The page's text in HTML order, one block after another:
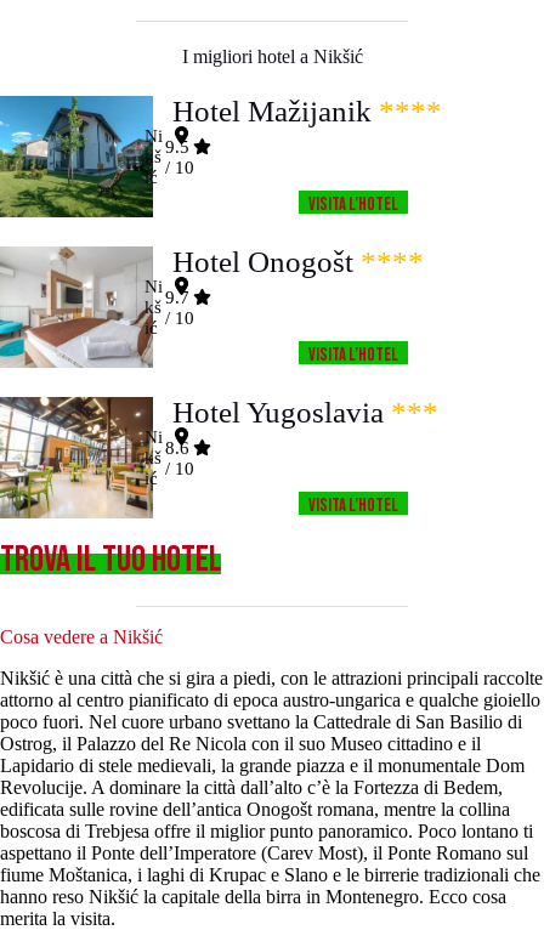
I migliori hotel a Nikšić
Hotel Mažijanik ****
Ni
kš
ić
9.5
/ 10
Visita l’HOTEL
Hotel Onogošt ****
Ni
kš
ić
9.7
/ 10
Visita l’HOTEL
Hotel Yugoslavia ***
Ni
kš
ić
8.6
/ 10
Visita l’HOTEL
TROVA IL TUO HOTEL
Cosa vedere a Nikšić
Nikšić è una città che si gira a piedi, con le attrazioni principali raccolte
attorno al centro pianificato di epoca austro-ungarica e qualche gioiello
poco fuori. Nel cuore urbano svettano la Cattedrale di San Basilio di
Ostrog, il Palazzo del Re Nicola con il suo Museo cittadino e il
Lapidario di stele medievali, la grande piazza e il monumentale Dom
Revolucije. A dominare la città dall’alto c’è la Fortezza di Bedem,
edificata sulle rovine dell’antica Onogošt romana, mentre la collina
boscosa di Trebjesa offre il miglior punto panoramico. Poco lontano ti
aspettano il Ponte dell’Imperatore (Carev Most), il Ponte Romano sul
fiume Moštanica, i laghi di Krupac e Slano e le birrerie tradizionali che
hanno reso Nikšić la capitale della birra in Montenegro. Ecco cosa
merita la visita.